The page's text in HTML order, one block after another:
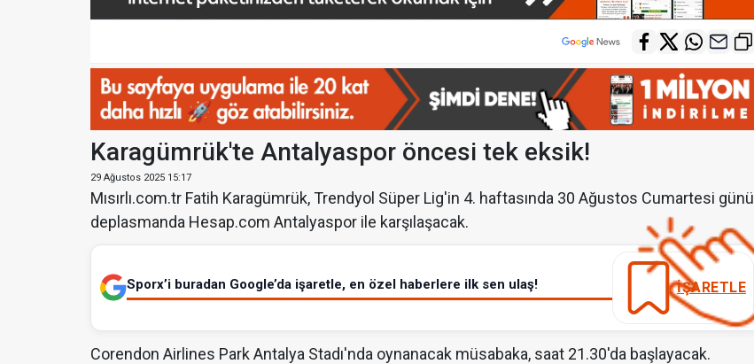
Karagümrük'te Antalyaspor öncesi tek eksik!
29 Ağustos 2025 15:17
Mısırlı.com.tr Fatih Karagümrük, Trendyol Süper Lig'in 4. haftasında 30 Ağustos Cumartesi günü
deplasmanda Hesap.com Antalyaspor ile karşılaşacak.
Sporx’i buradan Google’da işaretle, en özel haberlere ilk sen ulaş! İŞARETLE
Corendon Airlines Park Antalya Stadı'nda oynanacak müsabaka, saat 21.30'da başlayacak.